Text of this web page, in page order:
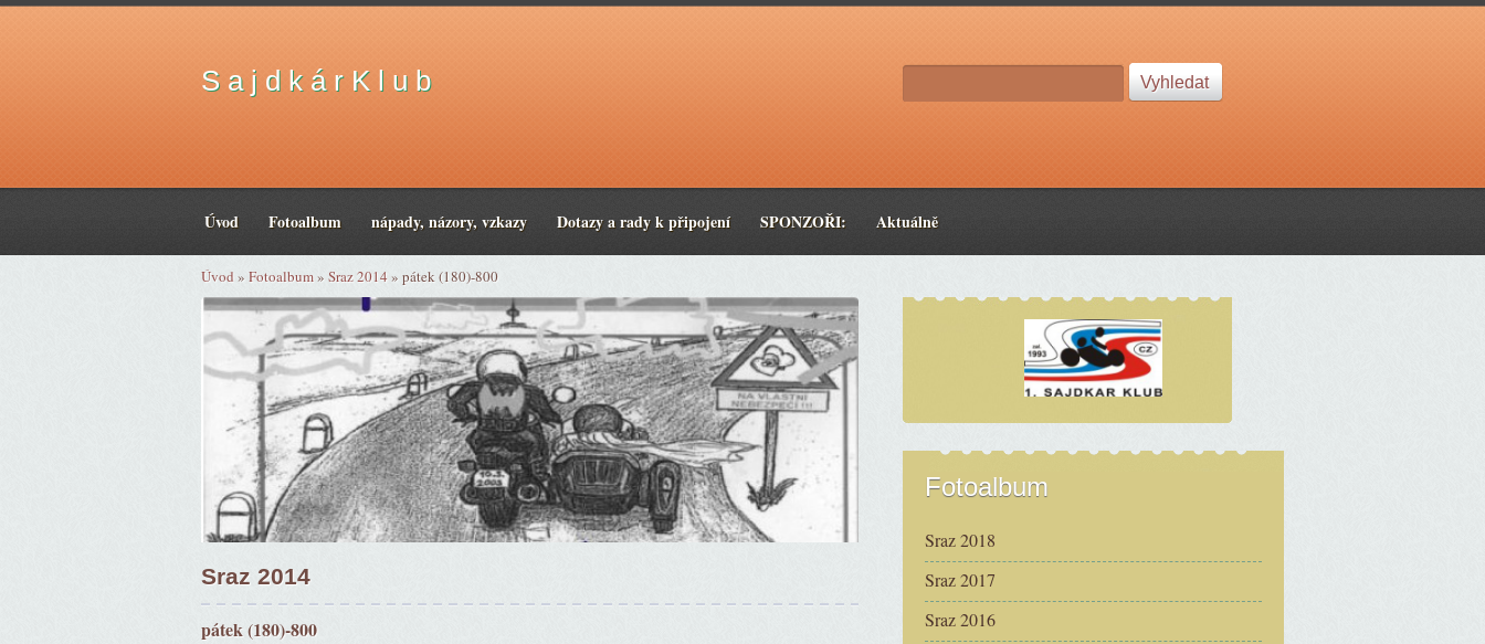
S a j d k á r K l u b
Úvod Fotoalbum nápady, názory, vzkazy Dotazy a rady k připojení SPONZOŘI: Aktuálně
Úvod » Fotoalbum» Sraz 2014» pátek (180)-800
Sraz 2014
pátek (180)-800
Fotoalbum
Sraz 2018
Sraz 2017
Sraz 2016